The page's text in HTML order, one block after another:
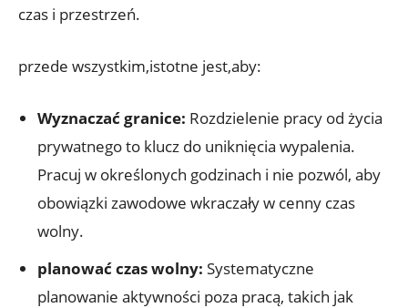
czas i przestrzeń.
przede wszystkim,istotne jest,aby:
Wyznaczać granice: Rozdzielenie pracy od życia
prywatnego to klucz do uniknięcia wypalenia.
Pracuj w określonych godzinach i nie pozwól, aby
obowiązki zawodowe wkraczały w cenny czas
wolny.
planować czas wolny: Systematyczne
planowanie aktywności poza pracą, takich jak